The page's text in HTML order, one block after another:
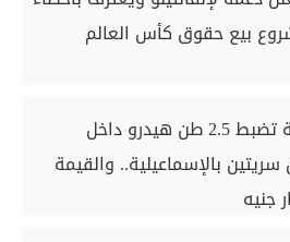
بيع حقوق كأس العالم
الداخلية تضبط 2.5 طن هيدرو داخل
سريتين بالإسماعيلية.. والقيمة